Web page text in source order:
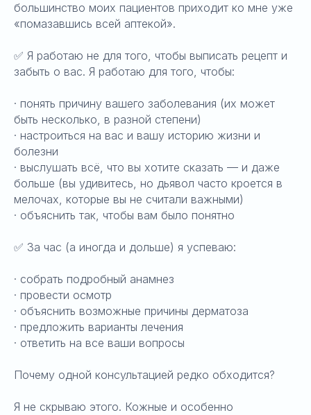
большинство моих пациентов приходит ко мне уже
«помазавшись всей аптекой».
✅ Я работаю не для того, чтобы выписать рецепт и
забыть о вас. Я работаю для того, чтобы:
· понять причину вашего заболевания (их может
быть несколько, в разной степени)
· настроиться на вас и вашу историю жизни и
болезни
· выслушать всё, что вы хотите сказать — и даже
больше (вы удивитесь, но дьявол часто кроется в
мелочах, которые вы не считали важными)
· объяснить так, чтобы вам было понятно
✅ За час (а иногда и дольше) я успеваю:
· собрать подробный анамнез
· провести осмотр
· объяснить возможные причины дерматоза
· предложить варианты лечения
· ответить на все ваши вопросы
Почему одной консультацией редко обходится?
Я не скрываю этого. Кожные и особенно